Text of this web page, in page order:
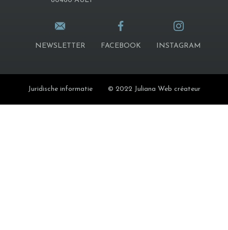
NEWSLETTER FACEBOOK INSTAGRAM
Juridische informatie © 2022 Juliana Web créateur